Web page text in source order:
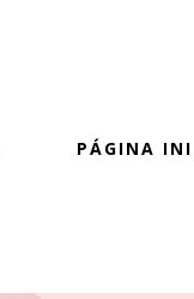
PÁGINA